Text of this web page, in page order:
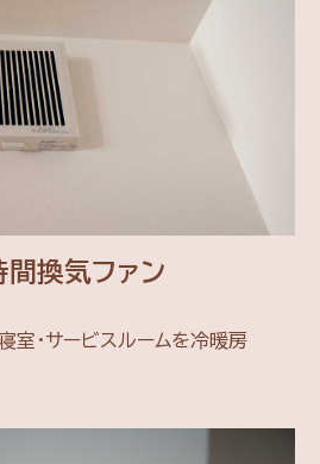
換気ファン
室・サービスルームを冷暖房